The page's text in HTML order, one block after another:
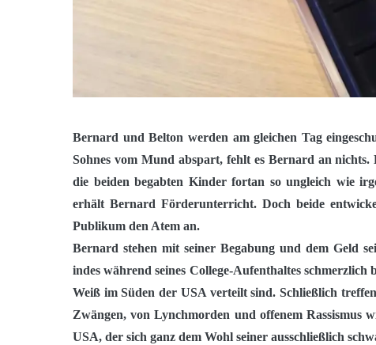
Bernard und Belton werden am gleichen Tag
Sohnes vom Mund abspart, fehlt es Bernard an
die beiden begabten Kinder fortan so ungleich wie
erhält Bernard Förderunterricht. Doch beide
Publikum den Atem an.
Bernard stehen mit seiner Begabung und dem Geld
indes während seines College-Aufenthaltes
Weiß im Süden der USA verteilt sind. Schließlich
Zwängen, von Lynchmorden und offenem Rassismus
USA, der sich ganz dem Wohl seiner ausschließlich